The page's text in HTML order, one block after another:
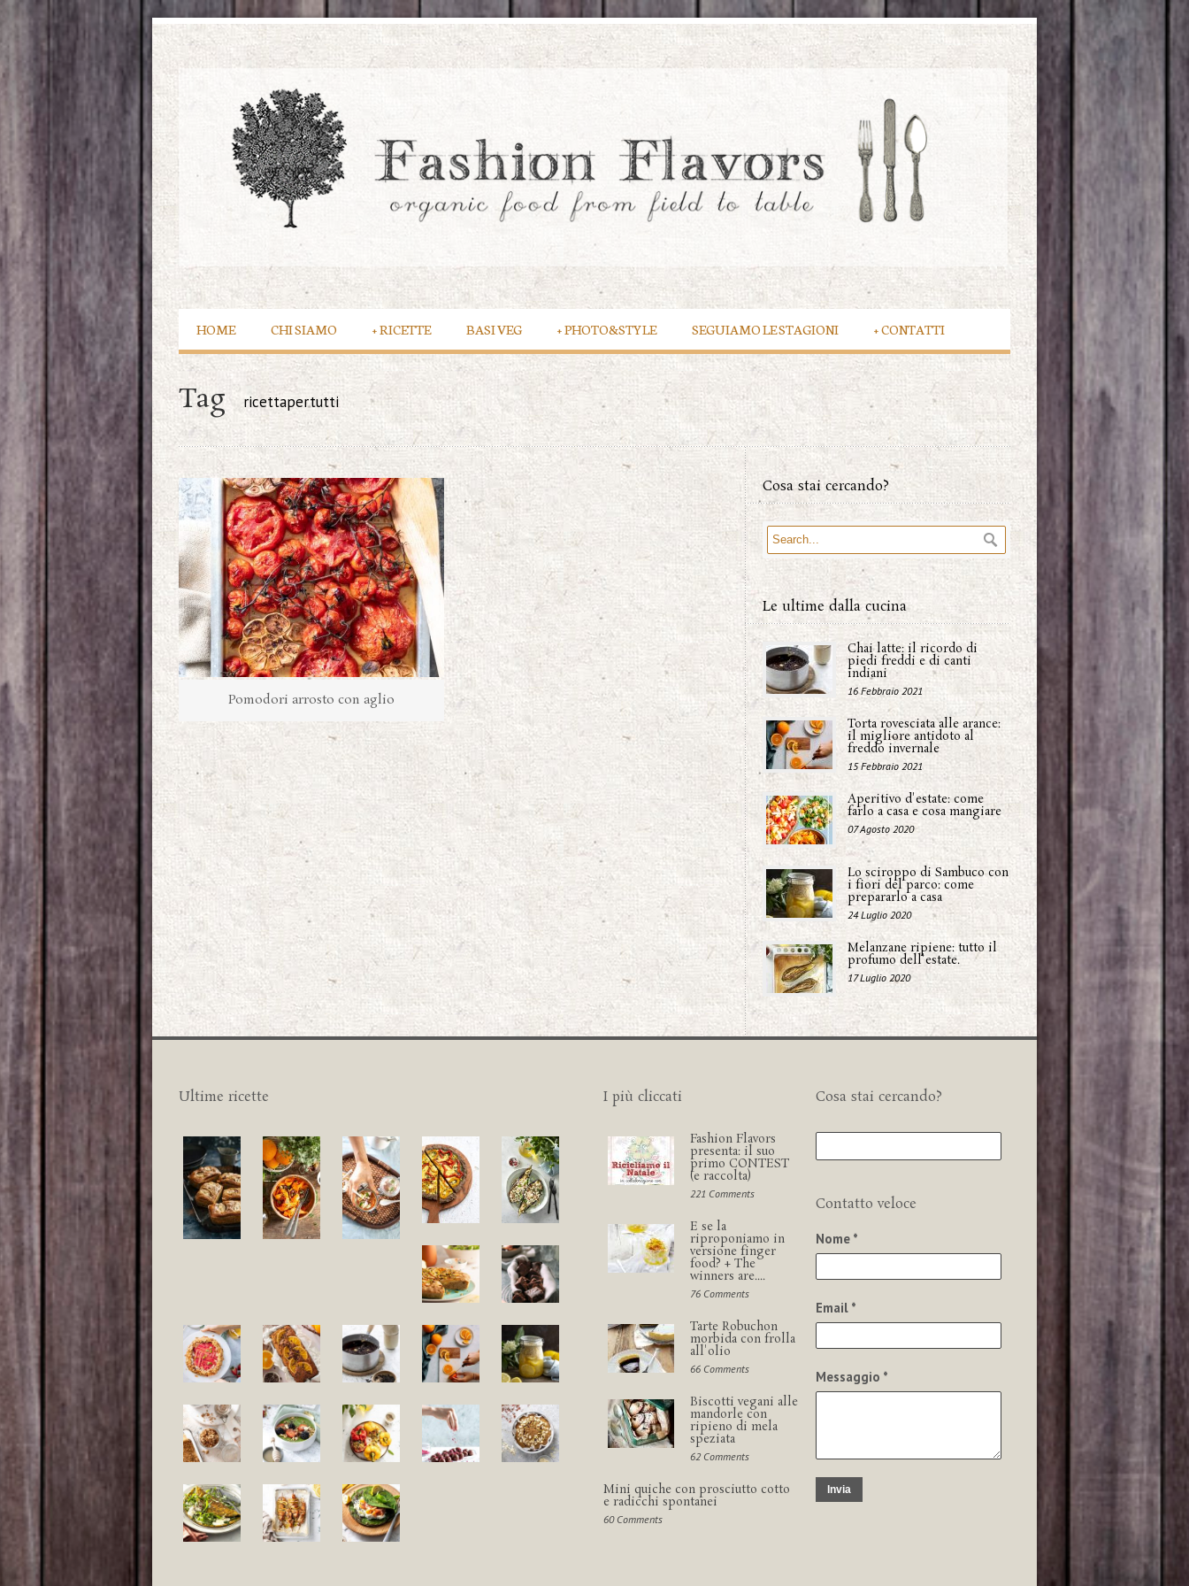
HOME CHI SIAMO RICETTE
+ BASI VEG PHOTO&STYLE
+ SEGUIAMO LE STAGIONI CONTATTI
+
Tag ricettapertutti
Pomodori arrosto con aglio
Cosa stai cercando?
Le ultime dalla cucina
Chai latte: il ricordo di
piedi freddi e di canti
indiani
16 Febbraio 2021
Torta rovesciata alle arance:
il migliore antidoto al
freddo invernale
15 Febbraio 2021
Aperitivo d'estate: come
farlo a casa e cosa mangiare
07 Agosto 2020
Lo sciroppo di Sambuco con
i fiori del parco: come
prepararlo a casa
24 Luglio 2020
Melanzane ripiene: tutto il
profumo dell'estate.
17 Luglio 2020
Ultime ricette I più cliccati
Fashion Flavors
presenta: il suo
primo CONTEST
(e raccolta)
221 Comments
E se la
riproponiamo in
versione finger
food? + The
winners are....
76 Comments
Tarte Robuchon
morbida con frolla
all'olio
66 Comments
Biscotti vegani alle
mandorle con
ripieno di mela
speziata
62 Comments
Mini quiche con prosciutto cotto
e radicchi spontanei
60 Comments
Cosa stai cercando?
Contatto veloce
Nome *
Email *
Messaggio *
Invia